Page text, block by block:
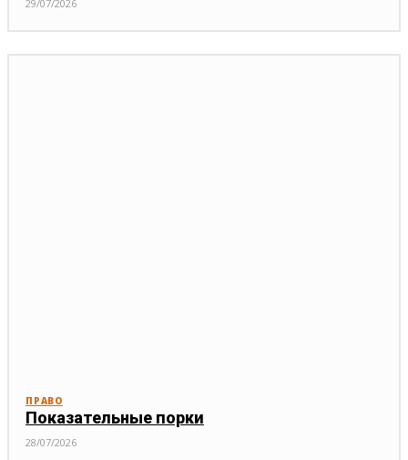
29/07/2026
ПРАВО
Показательные порки
28/07/2026